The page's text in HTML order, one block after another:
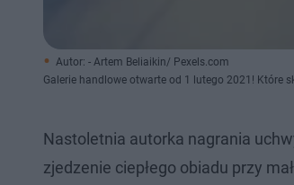
Autor: - Artem Beliaikin/ Pexels.com
Galerie handlowe otwarte od 1 lutego 2021! Które
Nastoletnia autorka nagrania
zjedzenie ciepłego obiadu przy